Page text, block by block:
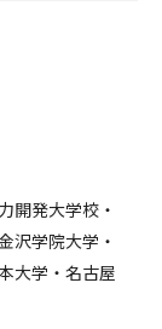
開発大学校・
沢学院大学・
大学・名古屋